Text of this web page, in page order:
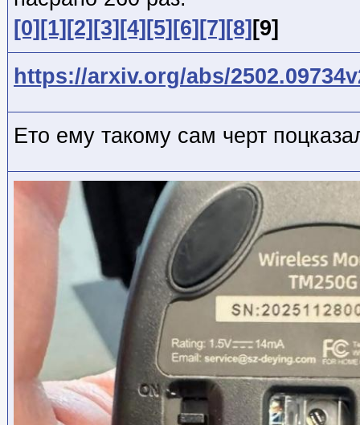
[0] [1] [2] [3] [4] [5] [6] [7] [8] [9]
https://arxiv.org/abs/
Ето ему такому сам черт